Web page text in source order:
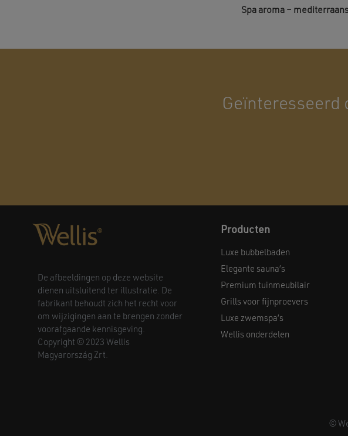
Spa aroma –
Geïnteresseerd
De afbeeldingen op deze website
dienen uitsluitend ter illustratie. De
fabrikant behoudt zich het recht voor
om wijzigingen aan te brengen zonder
voorafgaande kennisgeving.
Copyright © 2023 Wellis
Magyarország Zrt.
Producten
Luxe bubbelbaden
Elegante sauna’s
Premium tuinmeubilair
Grills voor fijnproevers
Luxe zwemspa’s
Wellis onderdelen
©